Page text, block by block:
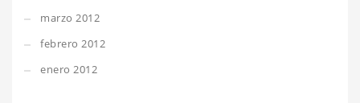
marzo 2012
febrero 2012
enero 2012